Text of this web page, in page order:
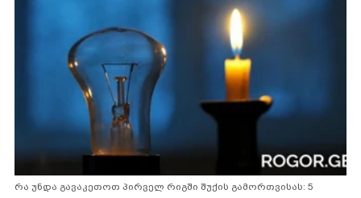
რა უნდა გავაკეთოთ პირველ რიგში შუქის გამორთვისას: 5